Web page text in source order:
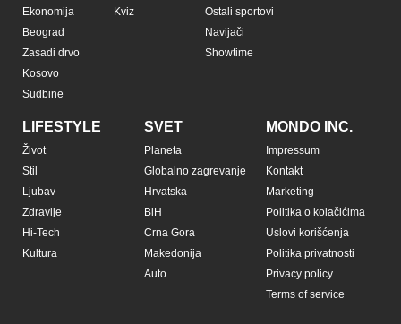
Ekonomija
Beograd
Zasadi drvo
Kosovo
Sudbine
Kviz
Ostali sportovi
Navijači
Showtime
LIFESTYLE
Život
Stil
Ljubav
Zdravlje
Hi-Tech
Kultura
SVET
Planeta
Globalno zagrevanje
Hrvatska
BiH
Crna Gora
Makedonija
Auto
MONDO INC.
Impressum
Kontakt
Marketing
Politika o kolačićima
Uslovi korišćenja
Politika privatnosti
Privacy policy
Terms of service